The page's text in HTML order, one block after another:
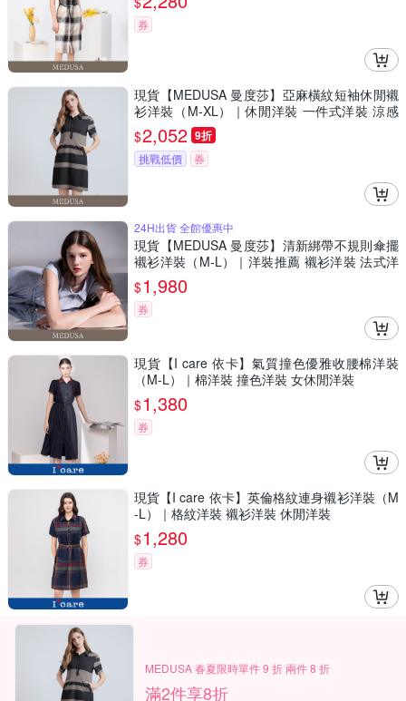
券
現貨【MEDUSA 曼度莎】亞麻橫紋短袖休閒襯
衫洋裝（M-XL）｜休閒洋裝 一件式洋裝 涼感
透氣亞麻
$2,052 9折
挑戰低價 券
24H出貨 全館優惠中
現貨【MEDUSA 曼度莎】清新綁帶不規則傘擺
襯衫洋裝（M-L）｜洋裝推薦 襯衫洋裝 法式洋
裝
$1,980
券
現貨【I care 依卡】氣質撞色優雅收腰棉洋裝
（M-L）｜棉洋裝 撞色洋裝 女休閒洋裝
$1,380
券
現貨【I care 依卡】英倫格紋連身襯衫洋裝（M
-L）｜格紋洋裝 襯衫洋裝 休閒洋裝
$1,280
券
MEDUSA 春夏限時單件 9 折 兩件 8 折
滿2件享8折